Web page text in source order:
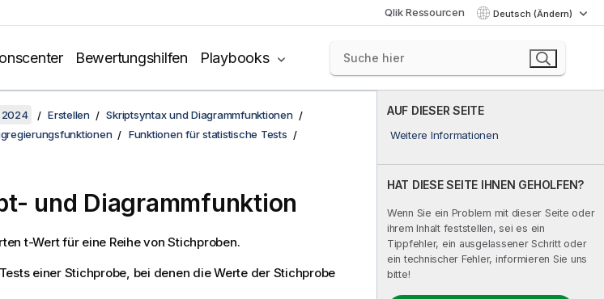
Qlik Ressourcen Deutsch (Ändern)
Bewertungshilfen Playbooks
AUF DIESER SEITE
Weitere Informationen
HAT DIESE SEITE IHNEN GEHOLFEN?
Wenn Sie ein Problem mit dieser Seite oder
ihrem Inhalt feststellen, sei es ein
Tippfehler, ein ausgelassener Schritt oder
ein technischer Fehler, informieren Sie uns
bitte!
2024 Erstellen
Skriptsyntax und Diagrammfunktionen
Funktionen für statistische Tests
und Diagrammfunktion
t-Wert für eine Reihe von Stichproben.
einer Stichprobe, bei denen die Werte der Stichprobe